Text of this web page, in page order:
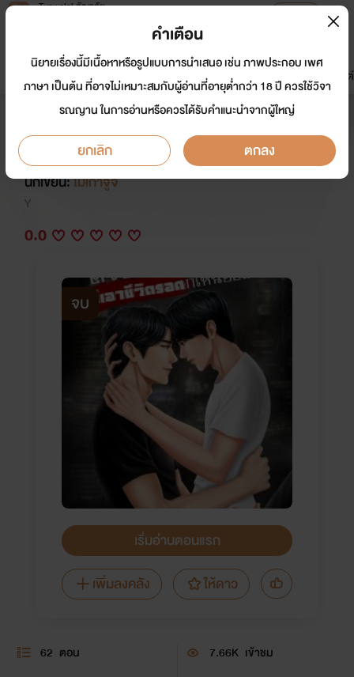
Tunwalai ธัญวลัย
หน้าแรก นิยาย อีบุ๊ก การ์ตูน
มาใหม่
ดรีมแชท ธัญลิสต์
ตัวประกอบแค่เอาชีวิตรอดก็เหนื่อย
นักเขียน:ไม้เก๋าจู้จี้
Y
0.0
จบ
เริ่มอ่านตอนแรก
เพิ่มลงคลัง
ให้ดาว
62 ตอน 7.66K เข้าชม
คำเตือน
นิยายเรื่องนี้มีเนื้อหาหรือรูปแบบการนำเสนอ เช่น ภาพประกอบ เพศ
ภาษา เป็นต้น ที่อาจไม่เหมาะสมกับผู้อ่านที่อายุต่ำกว่า 18 ปี ควรใช้วิจา
รณญาน ในการอ่านหรือควรได้รับคำแนะนำจากผู้ใหญ่
ยกเลิก ตกลง